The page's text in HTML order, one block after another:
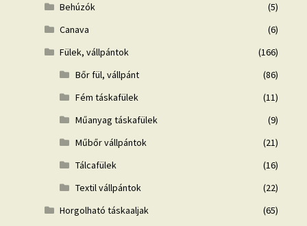
Behúzók
(5)
Canava
(6)
Fülek, vállpántok
(166)
Bőr fül, vállpánt
(86)
Fém táskafülek
(11)
Műanyag táskafülek
(9)
Műbőr vállpántok
(21)
Tálcafülek
(16)
Textil vállpántok
(22)
Horgolható táskaaljak
(65)